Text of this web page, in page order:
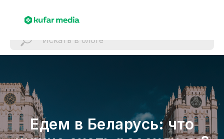
Едем в Беларусь: что